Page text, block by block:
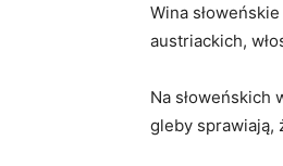
Wina
austriackich,
Na
gleby sprawiają,